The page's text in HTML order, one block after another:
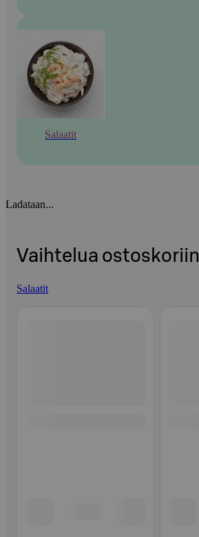
Salaatit
Ladataan...
Vaihtelua ostoskoriin
Salaatit